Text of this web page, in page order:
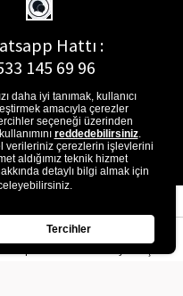
Hattı :
145 69 96
:
daha iyi tanımak, kullanıcı
amacıyla çerezler
seçeneği üzerinden
reddedebilirsiniz.
verileriniz çerezlerin işlevlerini
aldığımız teknik hizmet
detaylı bilgi almak için
Tercihler